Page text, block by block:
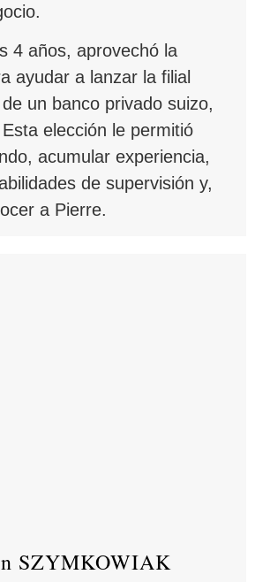
4 años, aprovechó la
ayudar a lanzar la filial
un banco privado suizo,
elección le permitió
acumular experiencia,
de supervisión y,
a Pierre.
SZYMKOWIAK